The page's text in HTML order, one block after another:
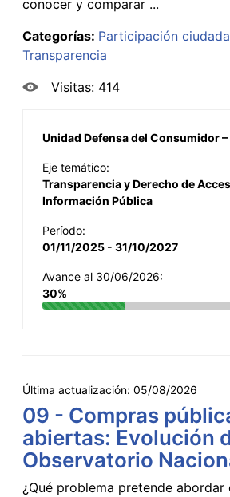
conocer y comparar ...
Categorías: Participación
Transparencia
Visitas: 414
Unidad Defensa del Consumidor –
Eje temático:
Transparencia y Derecho de
Información Pública
Período:
01/11/2025 - 31/10/2027
Avance al 30/06/2026:
30%
Última actualización: 05/08/2026
09 - Compras
abiertas: Evolución
Observatorio
¿Qué problema pretende